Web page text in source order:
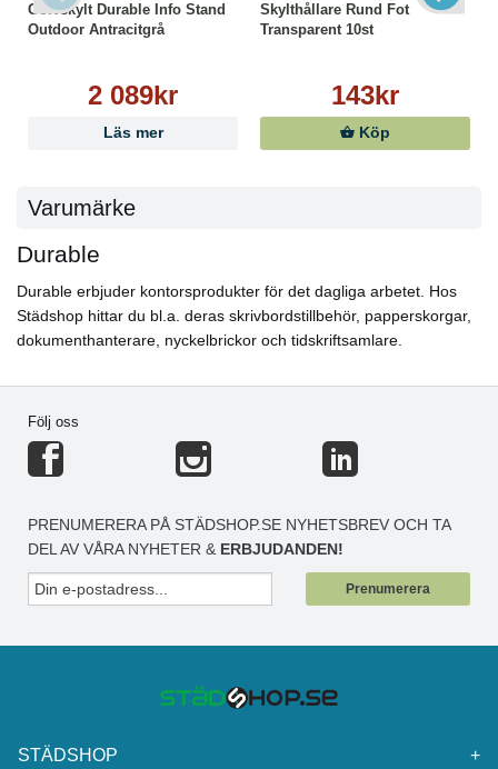
Golvskylt Durable Info Stand
Outdoor Antracitgrå
2 089kr
Läs mer
Skylthållare Rund Fot
Transparent 10st
143kr
Köp
Varumärke
Durable
Durable erbjuder kontorsprodukter för det dagliga arbetet. Hos
Städshop hittar du bl.a. deras skrivbordstillbehör, papperskorgar,
dokumenthanterare, nyckelbrickor och tidskriftsamlare.
Följ oss
PRENUMERERA PÅ STÄDSHOP.SE NYHETSBREV OCH TA
DEL AV VÅRA NYHETER & ERBJUDANDEN!
Prenumerera
STÄDSHOP +